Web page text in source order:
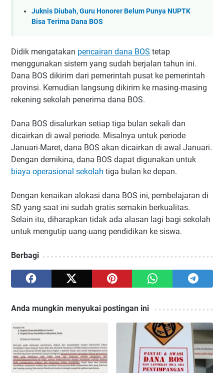
Juknis Diubah, Guru Honorer Belum Punya NUPTK
Bisa Terima Dana BOS
Didik mengatakan pencairan dana BOS tetap
menggunakan sistem yang sudah berjalan tahun ini.
Dana BOS dikirim dari pemerintah pusat ke pemerintah
provinsi. Kemudian langsung dikirim ke masing-masing
rekening sekolah penerima dana BOS.
Dana BOS disalurkan setiap tiga bulan sekali dan
dicairkan di awal periode. Misalnya untuk periode
Januari-Maret, dana BOS akan dicairkan di awal Januari.
Dengan demikina, dana BOS dapat digunakan untuk
biaya operasional sekolah tiga bulan ke depan.
Dengan kenaikan alokasi dana BOS ini, pembelajaran di
SD yang saat ini sudah gratis semakin berkualitas.
Selain itu, diharapkan tidak ada alasan lagi bagi sekolah
untuk mengutip uang-uang pendidikan ke siswa.
Berbagi
Anda mungkin menyukai postingan ini